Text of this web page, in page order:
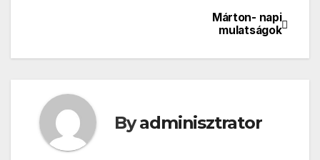
navigáció
Márton- napi
mulatságok
Byadminisztrator